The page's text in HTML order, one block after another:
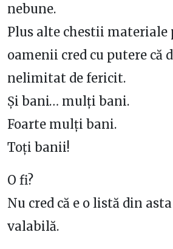
nebune.
Plus alte chestii materiale
oamenii cred cu putere că
nelimitat de fericit.
Și bani… mulți bani.
Foarte mulți bani.
Toți banii!
O fi?
Nu cred că e o listă din
valabilă.